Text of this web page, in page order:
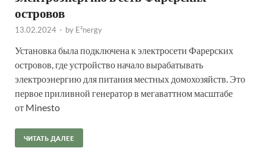
островов
13.02.2024 - by E²nergy
Установка была подключена к электросети Фарерских
островов, где устройство начало вырабатывать
электроэнергию для питания местных домохозяйств. Это
первое приливной генератор в мегаваттном масштабе
от Minesto
ЧИТАТЬ ДАЛЕЕ